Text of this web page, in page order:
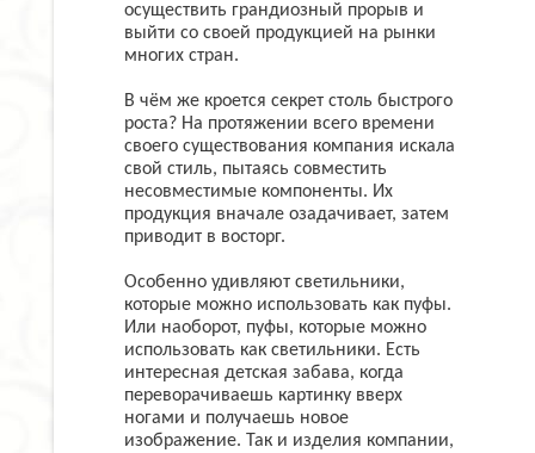
осуществить грандиозный прорыв и
выйти со своей продукцией на рынки
многих стран.
В чём же кроется секрет столь быстрого
роста? На протяжении всего времени
своего существования компания искала
свой стиль, пытаясь совместить
несовместимые компоненты. Их
продукция вначале озадачивает, затем
приводит в восторг.
Особенно удивляют светильники,
которые можно использовать как пуфы.
Или наоборот, пуфы, которые можно
использовать как светильники. Есть
интересная детская забава, когда
переворачиваешь картинку вверх
ногами и получаешь новое
изображение. Так и изделия компании,